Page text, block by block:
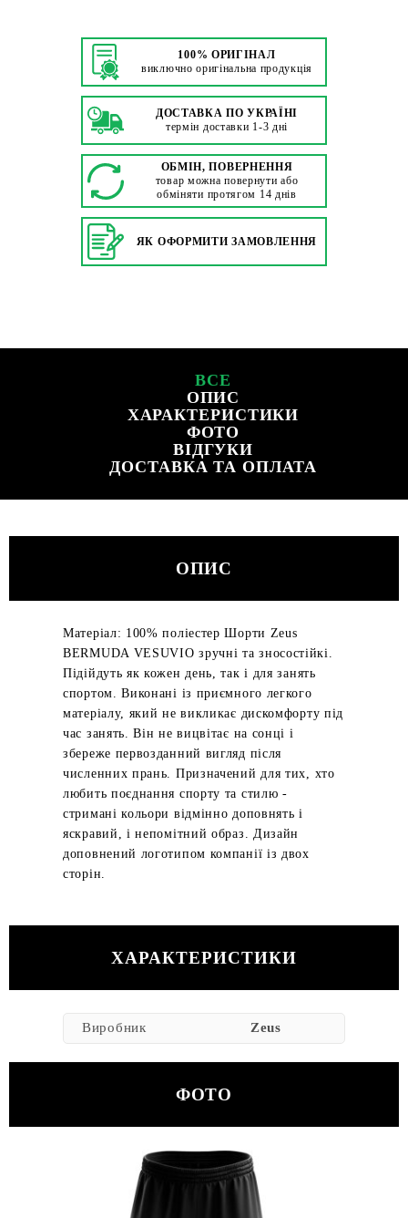
100% ОРИГІНАЛ
виключно оригінальна продукція
ДОСТАВКА ПО УКРАЇНІ
термін доставки 1-3 дні
ОБМІН, ПОВЕРНЕННЯ
товар можна повернути або
обміняти протягом 14 днів
ЯК ОФОРМИТИ ЗАМОВЛЕННЯ
ВСЕ
ОПИС
ХАРАКТЕРИСТИКИ
ФОТО
ВІДГУКИ
ДОСТАВКА ТА ОПЛАТА
ОПИС
Матеріал: 100% поліестер Шорти Zeus
BERMUDA VESUVIO зручні та зносостійкі.
Підійдуть як кожен день, так і для занять
спортом. Виконані із приємного легкого
матеріалу, який не викликає дискомфорту під
час занять. Він не вицвітає на сонці і
збереже первозданний вигляд після
численних прань. Призначений для тих, хто
любить поєднання спорту та стилю -
стримані кольори відмінно доповнять і
яскравий, і непомітний образ. Дизайн
доповнений логотипом компанії із двох
сторін.
ХАРАКТЕРИСТИКИ
Виробник Zeus
ФОТО